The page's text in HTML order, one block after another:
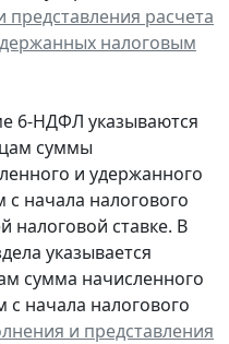
расчета
налоговым
6-НДФЛ указываются
суммы
и удержанного
начала налогового
налоговой ставке. В
указывается
сумма начисленного
начала налогового
и представления